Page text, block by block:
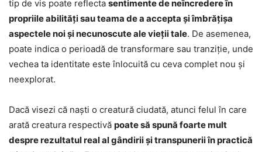
tip de vis poate reflecta sentimente de neîncredere în
propriile abilități sau teama de a accepta și îmbrățișa
aspectele noi și necunoscute ale vieții tale. De asemenea,
poate indica o perioadă de transformare sau tranziție, unde
vechea ta identitate este înlocuită cu ceva complet nou și
neexplorat.
Dacă visezi că naști o creatură ciudată, atunci felul în care
arată creatura respectivă poate să spună foarte mult
despre rezultatul real al gândirii și transpunerii în practică